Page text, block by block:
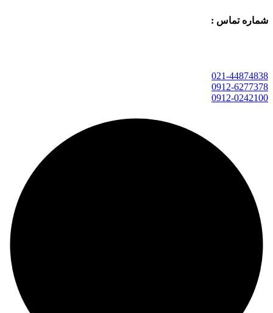
شماره تماس :
021-44874838
0912-6277378
0912-0242100